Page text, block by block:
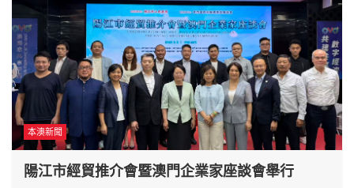
本澳新聞
陽江市經貿推介會暨澳門企業家座談會舉行